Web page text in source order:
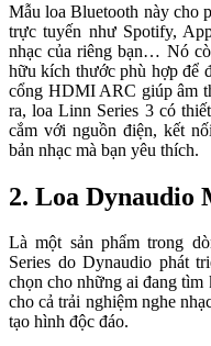
Mẫu loa Bluetooth này cho
trực tuyến như Spotify,
nhạc của riêng bạn… Nó
hữu kích thước phù hợp để
cổng HDMI ARC giúp âm
ra, loa Linn Series 3 có
cắm với nguồn điện, kết
bản nhạc mà bạn yêu thích.
2. Loa Dynaudio
Là một sản phẩm trong
Series do Dynaudio phát
chọn cho những ai đang
cho cả trải nghiệm nghe
tạo hình độc đáo.